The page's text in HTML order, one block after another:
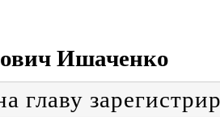
Ишаченко
главу